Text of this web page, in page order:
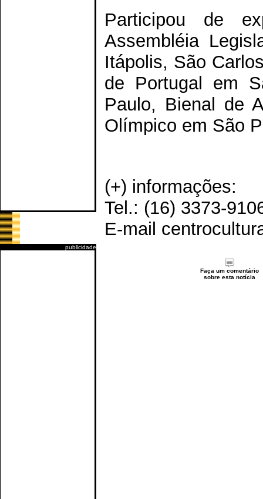
publicidade
Participou de
Assembléia
Itápolis, São
de Portugal em
Paulo, Bienal de
Olímpico em São
(+) informações:
Tel.: (16) 3373-
E-mail
Faça um comentário
sobre esta notícia